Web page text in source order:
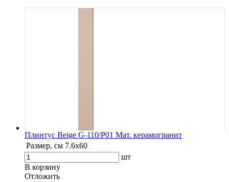
Плинтус Beige G-110/P01 Мат. керамогранит
Размер, см 7.6х60
шт
В корзину
Oтложить